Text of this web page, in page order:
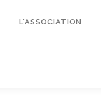
L’ASSOCIATION